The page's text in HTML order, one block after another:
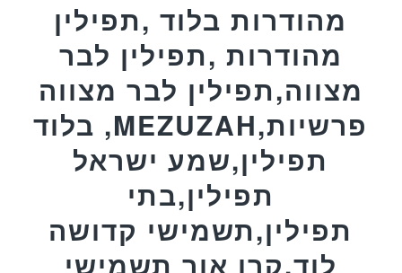
מהודרות בלוד ,תפילין
מהודרות ,תפילין לבר
מצווה,תפילין לבר מצווה
בלוד ,MEZUZAH,פרשיות
תפילין,שמע ישראל
תפילין,בתי
תפילין,תשמישי קדושה
לוד,קרן אור תשמישי